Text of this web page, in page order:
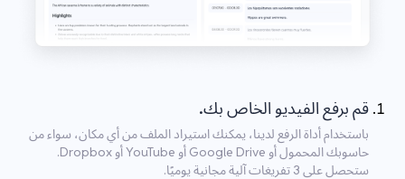
قم برفع الفيديو الخاص بك.
باستخدام أداة الرفع لدينا، يمكنك استيراد الملف من أي مكان، سواء من
حاسوبك المحمول أو Google Drive أو YouTube أو Dropbox.
ستحصل على 3 تفريغات آلية مجانية يوميًا.